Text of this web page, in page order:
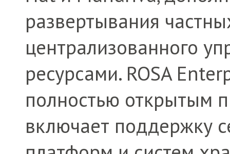
развертывания
централизованного
ресурсами. ROSA
полностью открытым
включает поддержку